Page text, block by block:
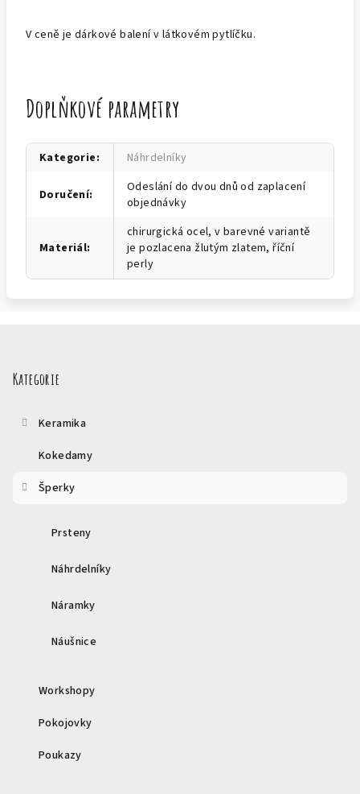
V ceně je dárkové balení v látkovém pytlíčku.
Doplňkové parametry
Kategorie: Náhrdelníky
Doručení:
Odeslání do dvou dnů od zaplacení
objednávky
Materiál:
chirurgická ocel, v barevné variantě
je pozlacena žlutým zlatem, říční
perly
Kategorie
Keramika
Kokedamy
Šperky
Prsteny
Náhrdelníky
Náramky
Náušnice
Workshopy
Pokojovky
Poukazy